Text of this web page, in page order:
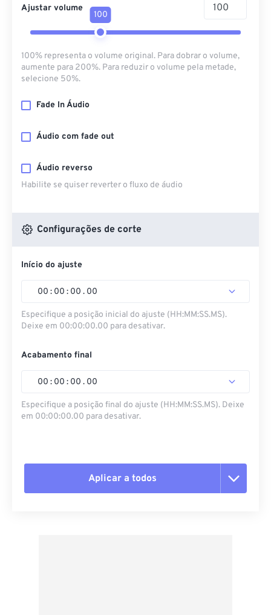
Ajustar volume
100
100% representa o volume original. Para dobrar o volume,
aumente para 200%. Para reduzir o volume pela metade,
selecione 50%.
Fade In Áudio
Áudio com fade out
Áudio reverso
Habilite se quiser reverter o fluxo de áudio
Configurações de corte
Início do ajuste
00 : 00 : 00 . 00
Especifique a posição inicial do ajuste (HH:MM:SS.MS).
Deixe em 00:00:00.00 para desativar.
Acabamento final
00 : 00 : 00 . 00
Especifique a posição final do ajuste (HH:MM:SS.MS). Deixe
em 00:00:00.00 para desativar.
Aplicar a todos